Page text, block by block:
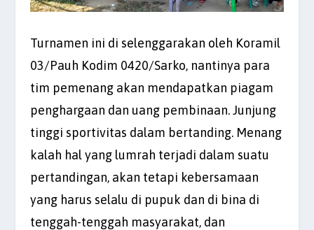
Turnamen ini di selenggarakan oleh Koramil
03/Pauh Kodim 0420/Sarko, nantinya para
tim pemenang akan mendapatkan piagam
penghargaan dan uang pembinaan. Junjung
tinggi sportivitas dalam bertanding. Menang
kalah hal yang lumrah terjadi dalam suatu
pertandingan, akan tetapi kebersamaan
yang harus selalu di pupuk dan di bina di
tenggah-tenggah masyarakat, dan